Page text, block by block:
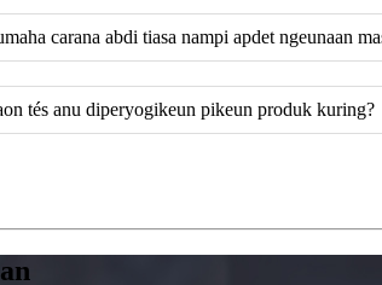
carana abdi tiasa nampi apdet ngeunaan
tés anu diperyogikeun pikeun produk kuring?